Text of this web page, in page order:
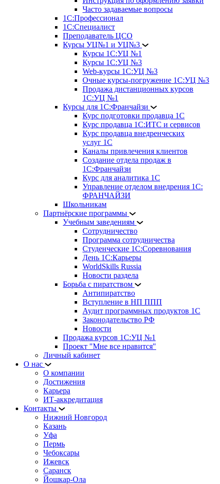
Часто задаваемые вопросы
1С:Профессионал
1С:Специалист
Преподаватель ЦСО
Курсы УЦ№1 и УЦ№3
Курсы 1С:УЦ №1
Курсы 1С:УЦ №3
Web-курсы 1С:УЦ №3
Очные курсы-погружение 1С:УЦ №3
Продажа дистанционных курсов
1С:УЦ №1
Курсы для 1С:Франчайзи
Курс подготовки продавца 1С
Курс продавца 1С:ИТС и сервисов
Курс продавца внедренческих
услуг 1С
Каналы привлечения клиентов
Создание отдела продаж в
1С:Франчайзи
Курс для аналитика 1С
Управление отделом внедрения 1С:
ФРАНЧАЙЗИ
Школьникам
Партнёрские программы
Учебным заведениям
Сотрудничество
Программа сотрудничества
Студенческие 1С:Соревнования
День 1С:Карьеры
WorldSkills Russia
Новости раздела
Борьба с пиратством
Антипиратство
Вступление в НП ППП
Аудит программных продуктов 1С
Законодательство РФ
Новости
Продажа курсов 1С:УЦ №1
Проект "Мне все нравится"
Личный кабинет
О нас
О компании
Достижения
Карьера
ИТ-аккредитация
Контакты
Нижний Новгород
Казань
Уфа
Пермь
Чебоксары
Ижевск
Саранск
Йошкар-Ола